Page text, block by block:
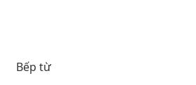
Bếp từ